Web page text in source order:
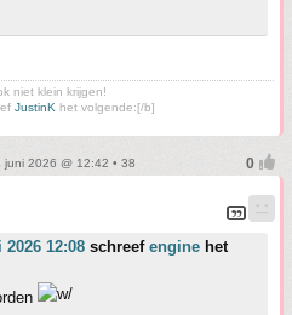
niet klein krijgen!
JustinK het volgende:[/b]
juni 2026 @ 12:42 • 38
12:08 schreef engine het